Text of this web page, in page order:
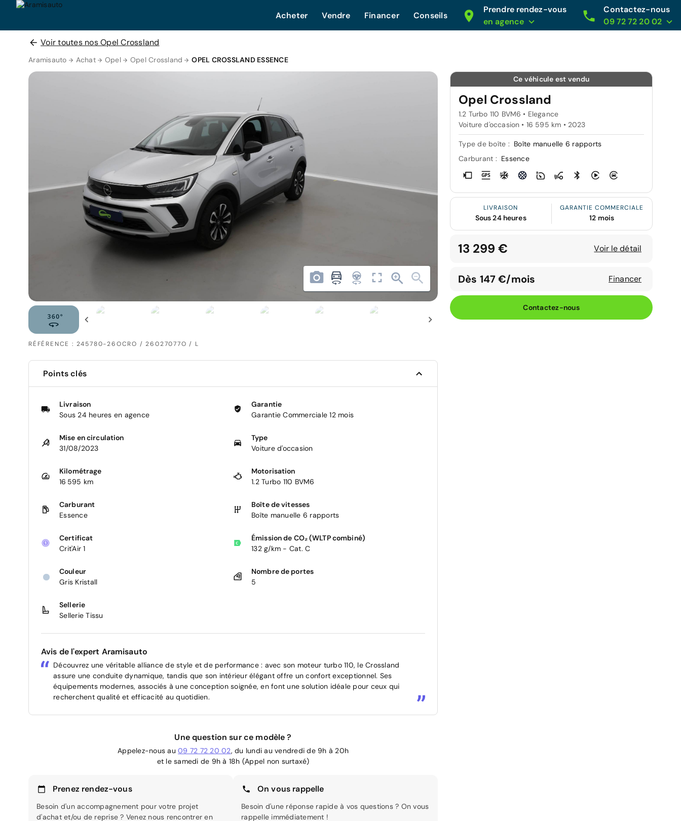
Acheter Vendre Financer Conseils
Prendre rendez-vous
en agence
Contactez-nous
09 72 72 20 02
Voir toutes nos Opel Crossland
Aramisauto Achat Opel Opel Crossland OPEL CROSSLAND ESSENCE
RÉFÉRENCE : 245780-26OCRO / 26027077O / L
Ce véhicule est vendu
Opel Crossland
1.2 Turbo 110 BVM6 • Elegance
Voiture d'occasion • 16 595 km • 2023
Type de boîte : Boîte manuelle 6 rapports
Carburant : Essence
LIVRAISON
Sous 24 heures
GARANTIE COMMERCIALE
12 mois
13 299 € Voir le détail
Dès 147 €/mois Financer
Contactez-nous
Points clés
Livraison
Sous 24 heures en agence
Garantie
Garantie Commerciale 12 mois
Mise en circulation
31/08/2023
Type
Voiture d'occasion
Kilométrage
16 595 km
Motorisation
1.2 Turbo 110 BVM6
Carburant
Essence
Boîte de vitesses
Boîte manuelle 6 rapports
Certificat
Crit'Air 1
Émission de CO₂ (WLTP combiné)
132 g/km - Cat. C
Couleur
Gris Kristall
Nombre de portes
5
Sellerie
Sellerie Tissu
Avis de l'expert Aramisauto
Découvrez une véritable alliance de style et de performance : avec son moteur turbo 110, le Crossland
assure une conduite dynamique, tandis que son intérieur élégant offre un confort exceptionnel. Ses
équipements modernes, associés à une conception soignée, en font une solution idéale pour ceux qui
recherchent qualité et efficacité au quotidien.
Une question sur ce modèle ?
Appelez-nous au 09 72 72 20 02, du lundi au vendredi de 9h à 20h
et le samedi de 9h à 18h (Appel non surtaxé)
Prenez rendez-vous
Besoin d'un accompagnement pour votre projet
d'achat et/ou de reprise ? Venez nous rencontrer en
On vous rappelle
Besoin d'une réponse rapide à vos questions ? On vous
rappelle immédiatement !